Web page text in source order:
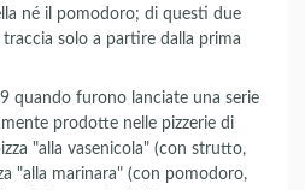
né il pomodoro; di questi due
solo a partire dalla prima
quando furono lanciate una serie
prodotte nelle pizzerie di
"alla vasenicola" (con strutto,
"alla marinara" (con pomodoro,